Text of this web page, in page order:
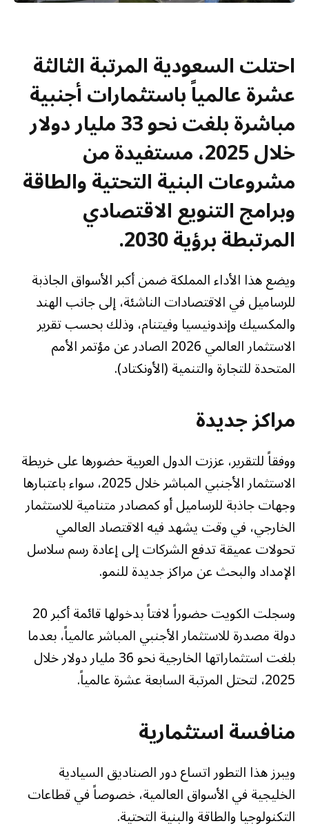
احتلت السعودية المرتبة الثالثة
عشرة عالمياً باستثمارات أجنبية
مباشرة بلغت نحو 33 مليار دولار
خلال 2025، مستفيدة من
مشروعات البنية التحتية والطاقة
وبرامج التنويع الاقتصادي
المرتبطة برؤية 2030 .
ويضع هذا الأداء المملكة ضمن أكبر الأسواق الجاذبة
للرساميل في الاقتصادات الناشئة، إلى جانب الهند
والمكسيك وإندونيسيا وفيتنام، وذلك بحسب تقرير
الاستثمار العالمي 2026 الصادر عن مؤتمر الأمم
المتحدة للتجارة والتنمية (الأونكتاد).
مراكز جديدة
ووفقاً للتقرير، عززت الدول العربية حضورها على خريطة
الاستثمار الأجنبي المباشر خلال 2025، سواء باعتبارها
وجهات جاذبة للرساميل أو كمصادر متنامية للاستثمار
الخارجي، في وقت يشهد فيه الاقتصاد العالمي
تحولات عميقة تدفع الشركات إلى إعادة رسم سلاسل
الإمداد والبحث عن مراكز جديدة للنمو.
وسجلت الكويت حضوراً لافتاً بدخولها قائمة أكبر 20
دولة مصدرة للاستثمار الأجنبي المباشر عالمياً، بعدما
بلغت استثماراتها الخارجية نحو 36 مليار دولار خلال
2025، لتحتل المرتبة السابعة عشرة عالمياً.
منافسة استثمارية
ويبرز هذا التطور اتساع دور الصناديق السيادية
الخليجية في الأسواق العالمية، خصوصاً في قطاعات
التكنولوجيا والطاقة والبنية التحتية.